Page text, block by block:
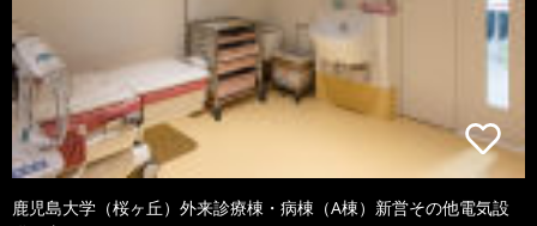
鹿児島大学（桜ヶ丘）外来診療棟・病棟（A棟）新営その他電気設